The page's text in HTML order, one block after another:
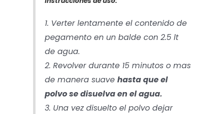
1. Verter lentamente el contenido de
pegamento en un balde con 2.5 lt
de agua.
2. Revolver durante 15 minutos o mas
de manera suavehasta que el
polvo se disuelva en el agua.
3. Una vez disuelto el polvo dejar